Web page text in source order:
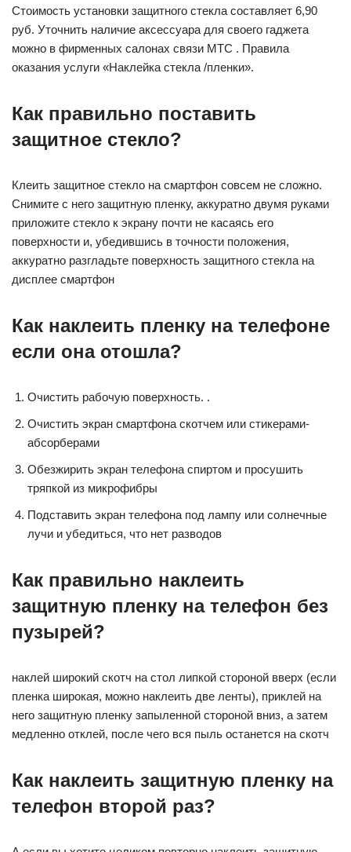
Стоимость установки защитного стекла составляет 6,90
руб. Уточнить наличие аксессуара для своего гаджета
можно в фирменных салонах связи МТС . Правила
оказания услуги «Наклейка стекла /пленки».
Как правильно поставить
защитное стекло?
Клеить защитное стекло на смартфон совсем не сложно.
Снимите с него защитную пленку, аккуратно двумя руками
приложите стекло к экрану почти не касаясь его
поверхности и, убедившись в точности положения,
аккуратно разгладьте поверхность защитного стекла на
дисплее смартфон
Как наклеить пленку на телефоне
если она отошла?
Очистить рабочую поверхность. .
Очистить экран смартфона скотчем или стикерами-
абсорберами
Обезжирить экран телефона спиртом и просушить
тряпкой из микрофибры
Подставить экран телефона под лампу или солнечные
лучи и убедиться, что нет разводов
Как правильно наклеить
защитную пленку на телефон без
пузырей?
наклей широкий скотч на стол липкой стороной вверх (если
пленка широкая, можно наклеить две ленты), приклей на
него защитную пленку запыленной стороной вниз, а затем
медленно отклей, после чего вся пыль останется на скотч
Как наклеить защитную пленку на
телефон второй раз?